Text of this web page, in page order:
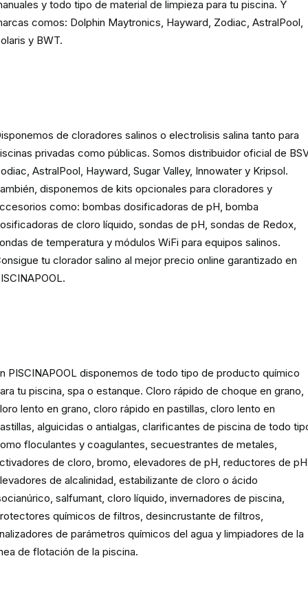
y todo tipo de material de limpieza para tu piscina. Y
comos: Dolphin Maytronics, Hayward, Zodiac, AstralPool,
y BWT.
de cloradores salinos o electrolisis salina tanto para
privadas como públicas. Somos distribuidor oficial de
AstralPool, Hayward, Sugar Valley, Innowater y Kripsol.
disponemos de kits opcionales para cloradores y
como: bombas dosificadoras de pH, bomba
de cloro líquido, sondas de pH, sondas de Redox,
de temperatura y módulos WiFi para equipos salinos.
tu clorador salino al mejor precio online garantizado en
PISCINAPOOL disponemos de todo tipo de producto químico
tu piscina, spa o estanque. Cloro rápido de choque en grano,
lento en grano, cloro rápido en pastillas, cloro lento en
alguicidas o antialgas, clarificantes de piscina de todo
floculantes y coagulantes, secuestrantes de metales,
de cloro, bromo, elevadores de pH, reductores de
de alcalinidad, estabilizante de cloro o ácido
salfumant, cloro líquido, invernadores de piscina,
químicos de filtros, desincrustante de filtros,
de parámetros químicos del agua y limpiadores de la
de flotación de la piscina.